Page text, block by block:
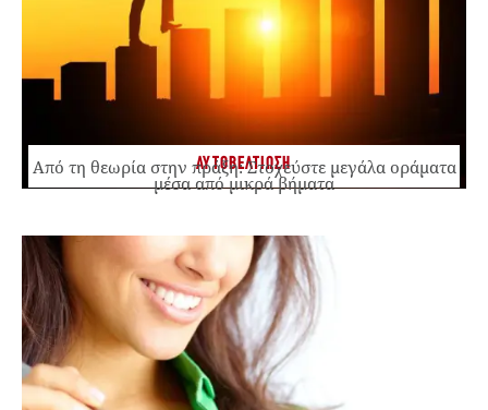
ΑΥΤΟΒΕΛΤΙΩΣΗ
Από τη θεωρία στην πράξη: Στοχεύστε μεγάλα οράματα
μέσα από μικρά βήματα